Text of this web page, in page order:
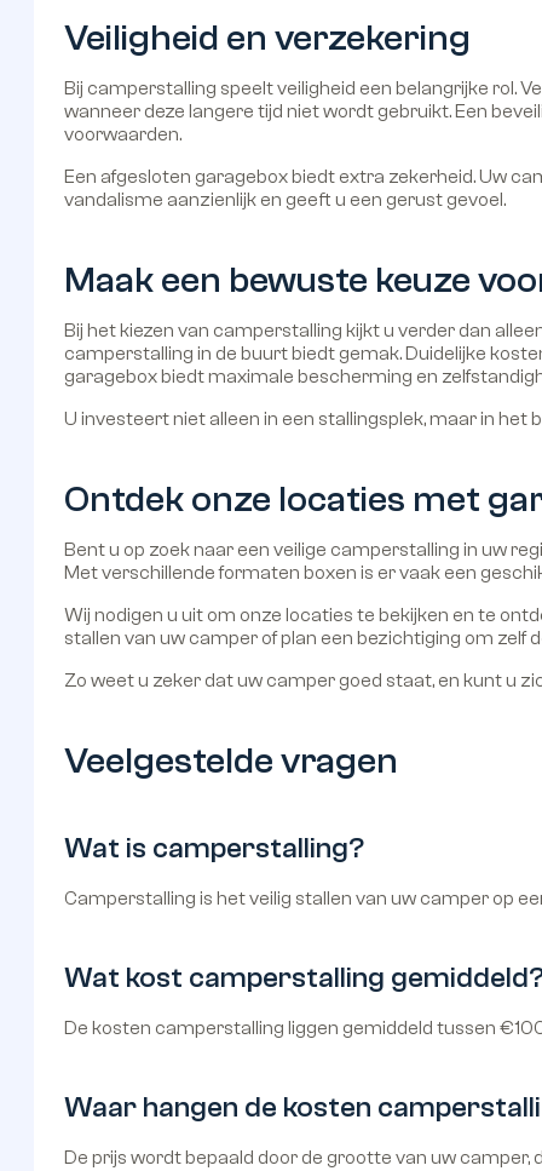
Veiligheid en verzekering
Bij camperstalling speelt veiligheid een belangrijke rol.
wanneer deze langere tijd niet wordt gebruikt. Een
voorwaarden.
Een afgesloten garagebox biedt extra zekerheid. Uw
vandalisme aanzienlijk en geeft u een gerust gevoel.
Maak een bewuste keuze
Bij het kiezen van camperstalling kijkt u verder dan
camperstalling in de buurt biedt gemak. Duidelijke
garagebox biedt maximale bescherming en
U investeert niet alleen in een stallingsplek, maar in het
Ontdek onze locaties met
Bent u op zoek naar een veilige camperstalling in uw
Met verschillende formaten boxen is er vaak een
Wij nodigen u uit om onze locaties te bekijken en te
stallen van uw camper of plan een bezichtiging om zelf
Zo weet u zeker dat uw camper goed staat, en kunt u
Veelgestelde vragen
Wat is camperstalling?
Camperstalling is het veilig stallen van uw camper op
Wat kost camperstalling
De kosten camperstalling liggen gemiddeld tussen
Waar hangen de kosten
De prijs wordt bepaald door de grootte van uw camper,